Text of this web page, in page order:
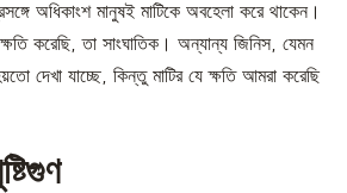
অধিকাংশ মানুষই মাটিকে অবহেলা করে থাকেন।
করেছি, তা সাংঘাতিক। অন্যান্য জিনিস, যেমন
দেখা যাচ্ছে, কিন্তু মাটির যে ক্ষতি আমরা করেছি